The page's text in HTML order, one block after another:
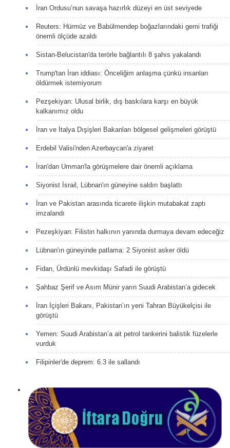
İran Ordusu’nun savaşa hazırlık düzeyi en üst seviyede
Reuters: Hürmüz ve Babülmendep boğazlarındaki gemi trafiği
önemli ölçüde azaldı
Sistan-Belucistan'da terörle bağlantılı 8 şahıs yakalandı
Trump'tan İran iddiası: Önceliğim anlaşma çünkü insanları
öldürmek istemiyorum
Pezşekiyan: Ulusal birlik, dış baskılara karşı en büyük
kalkanımız oldu
İran ve İtalya Dışişleri Bakanları bölgesel gelişmeleri görüştü
Erdebil Valisi'nden Azerbaycan'a ziyaret
İran'dan Umman'la görüşmelere dair önemli açıklama
Siyonist İsrail, Lübnan'ın güneyine saldırı başlattı
İran ve Pakistan arasında ticarete ilişkin mutabakat zaptı
imzalandı
Pezeşkiyan: Filistin halkının yanında durmaya devam edeceğiz
Lübnan'ın güneyinde patlama: 2 Siyonist asker öldü
Fidan, Ürdünlü mevkidaşı Safadi ile görüştü
Şahbaz Şerif ve Asım Münir yarın Suudi Arabistan’a gidecek
İran İçişleri Bakanı, Pakistan’ın yeni Tahran Büyükelçisi ile
görüştü
Yemen: Suudi Arabistan’a ait petrol tankerini balistik füzelerle
vurduk
Filipinler'de deprem: 6.3 ile sallandı